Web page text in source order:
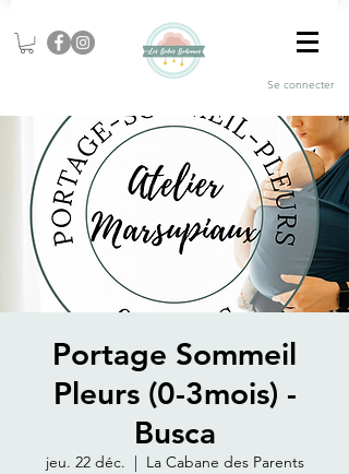
Se connecter
Portage Sommeil
Pleurs (0-3mois) -
Busca
jeu. 22 déc.
  |
La Cabane des Parents